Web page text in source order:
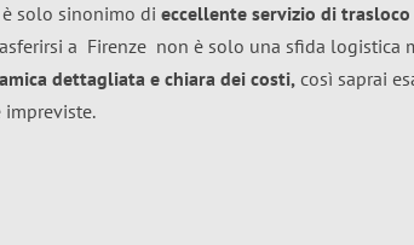
solo sinonimo di eccellente servizio di trasloco
a Firenze non è solo una sfida logistica
dettagliata e chiara dei costi, così saprai
impreviste.